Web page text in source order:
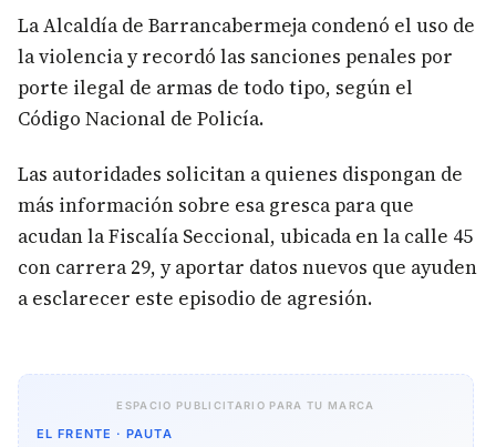
La Alcaldía de Barrancabermeja condenó el uso de
la violencia y recordó las sanciones penales por
porte ilegal de armas de todo tipo, según el
Código Nacional de Policía.
Las autoridades solicitan a quienes dispongan de
más información sobre esa gresca para que
acudan la Fiscalía Seccional, ubicada en la calle 45
con carrera 29, y aportar datos nuevos que ayuden
a esclarecer este episodio de agresión.
ESPACIO PUBLICITARIO PARA TU MARCA
EL FRENTE · PAUTA